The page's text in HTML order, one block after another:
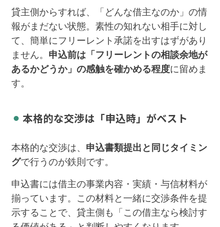
貸主側からすれば、「どんな借主なのか」の情
報がまだない状態。素性の知れない相手に対し
て、簡単にフリーレント承諾を出すはずがあり
ません。 申込前は「フリーレントの相談余地が
あるかどうか」の感触を確かめる程度に留めま
す。
本格的な交渉は「申込時」がベスト
本格的な交渉は、 申込書類提出と同じタイミン
グで行うのが鉄則です。
申込書には借主の事業内容・実績・与信材料が
揃っています。この材料と一緒に交渉条件を提
示することで、貸主側も「この借主なら検討す